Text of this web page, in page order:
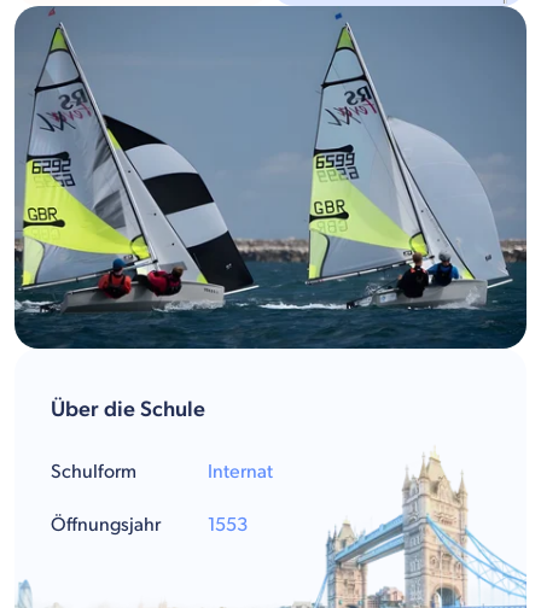
Über die Schule
Schulform
Öffnungsjahr
Internat
1553